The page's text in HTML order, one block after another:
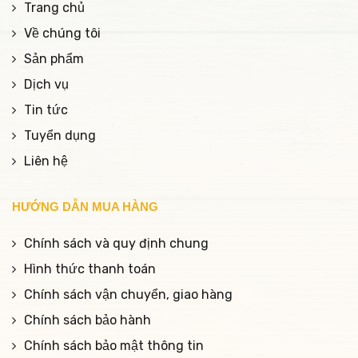
Trang chủ
Về chúng tôi
Sản phẩm
Dịch vụ
Tin tức
Tuyển dụng
Liên hệ
HƯỚNG DẪN MUA HÀNG
Chính sách và quy định chung
Hình thức thanh toán
Chính sách vận chuyển, giao hàng
Chính sách bảo hành
Chính sách bảo mật thông tin